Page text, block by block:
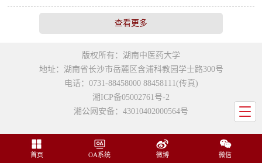
查看更多
版权所有：湖南中医药大学
地址：湖南省长沙市岳麓区含浦科教园学士路300号
电话：0731-88458000 88458111(传真)
湘ICP备05002761号-2
湘公网安备：43010402000564号
首页 OA系统 微博 微信